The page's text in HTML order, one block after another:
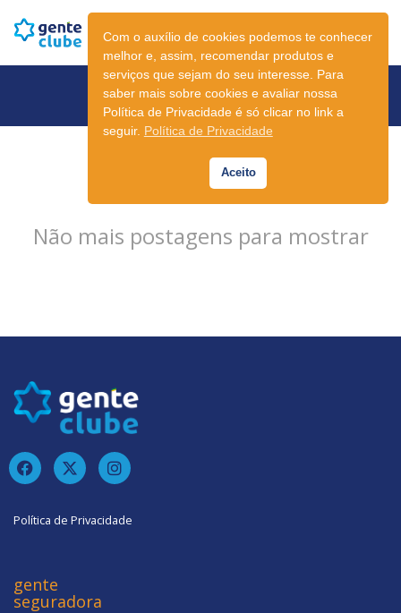
Newsletter
Não mais postagens para mostrar
Política de Privacidade
gente
seguradora
Com o auxílio de cookies podemos te conhecer
melhor e, assim, recomendar produtos e
serviços que sejam do seu interesse. Para
saber mais sobre cookies e avaliar nossa
Política de Privacidade é só clicar no link a
seguir. Política de Privacidade
Aceito